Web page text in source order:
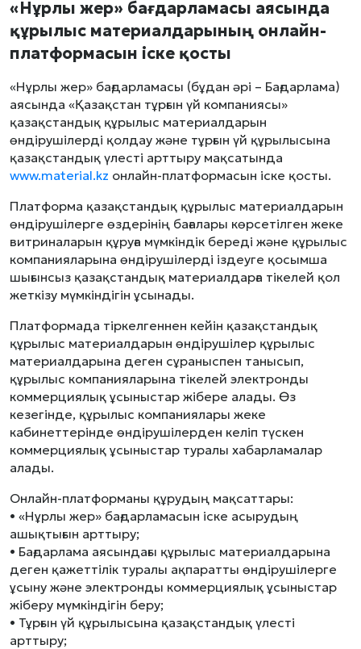
«Нұрлы жер» бағдарламасы аясында
құрылыс материалдарының онлайн-
платформасын іске қосты
«Нұрлы жер» бағдарламасы (бұдан әрі – Бағдарлама)
аясында «Қазақстан тұрғын үй компаниясы»
қазақстандық құрылыс материалдарын
өндірушілерді қолдау және тұрғын үй құрылысына
қазақстандық үлесті арттыру мақсатында
www.material.kz онлайн-платформасын іске қосты.
Платформа қазақстандық құрылыс материалдарын
өндірушілерге өздерінің бағалары көрсетілген жеке
витриналарын құруға мүмкіндік береді және құрылыс
компанияларына өндірушілерді іздеуге қосымша
шығынсыз қазақстандық материалдарға тікелей қол
жеткізу мүмкіндігін ұсынады.
Платформада тіркелгеннен кейін қазақстандық
құрылыс материалдарын өндірушілер құрылыс
материалдарына деген сұраныспен танысып,
құрылыс компанияларына тікелей электронды
коммерциялық ұсыныстар жібере алады. Өз
кезегінде, құрылыс компаниялары жеке
кабинеттерінде өндірушілерден келіп түскен
коммерциялық ұсыныстар туралы хабарламалар
алады.
Онлайн-платформаны құрудың мақсаттары:
• «Нұрлы жер» бағдарламасын іске асырудың
ашықтығын арттыру;
• Бағдарлама аясындағы құрылыс материалдарына
деген қажеттілік туралы ақпаратты өндірушілерге
ұсыну және электронды коммерциялық ұсыныстар
жіберу мүмкіндігін беру;
• Тұрғын үй құрылысына қазақстандық үлесті
арттыру;